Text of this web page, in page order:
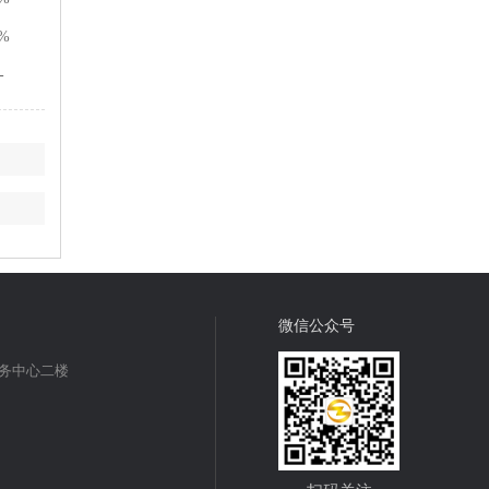
中心二楼
微信公众号